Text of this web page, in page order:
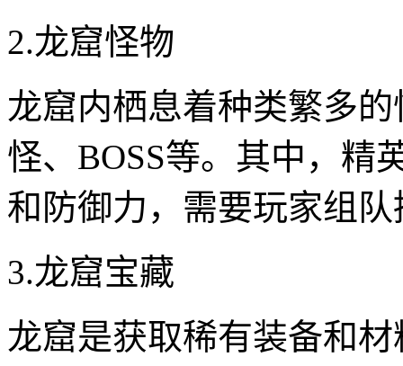
2.龙窟怪物
龙窟内栖息着种类繁多
怪、BOSS等。其中，精
和防御力，需要玩家组队
3.龙窟宝藏
龙窟是获取稀有装备和